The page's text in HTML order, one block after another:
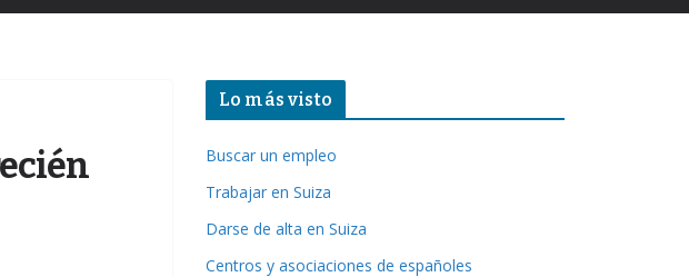
Lo más visto
Buscar un empleo
Trabajar en Suiza
Darse de alta en Suiza
Centros y asociaciones de españoles